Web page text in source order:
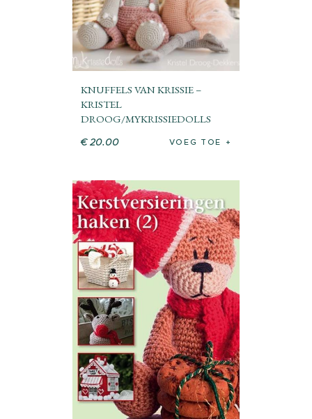
KNUFFELS VAN KRISSIE –
KRISTEL
DROOG/MYKRISSIEDOLLS
€ 20.00 VOEG TOE